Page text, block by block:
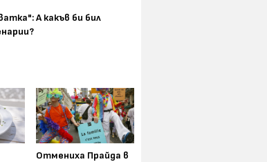
А какъв би бил
Отмениха Прайда в